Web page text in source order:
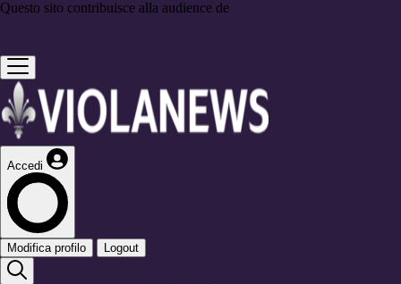
Questo sito contribuisce alla audience de
Accedi
Modifica profilo Logout